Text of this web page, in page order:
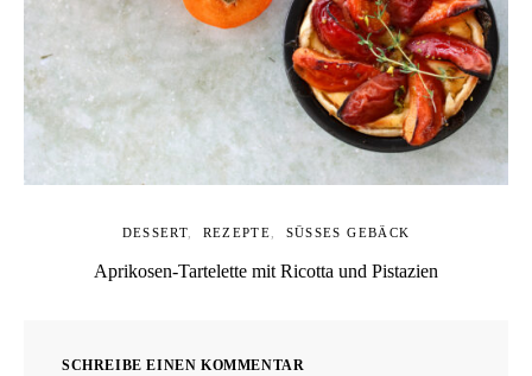
DESSERT REZEPTE SÜSSES GEBÄCK
Aprikosen-Tartelette mit Ricotta und Pistazien
SCHREIBE EINEN KOMMENTAR